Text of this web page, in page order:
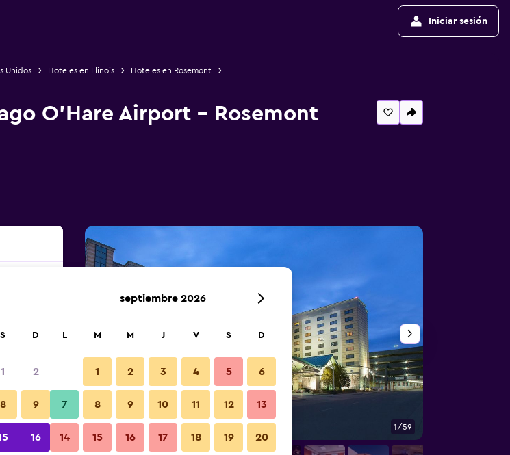
Iniciar sesión
Unidos Hoteles en Illinois
Hoteles en Rosemont
O'Hare Airport - Rosemont
noche
Edificio 1/59
S D
1 2
8 9
16
septiembre 2026
L M M J V S D
1 2 3 4 5 6
7 8 9 10 11 12 13
14 15 16 17 18 19 20